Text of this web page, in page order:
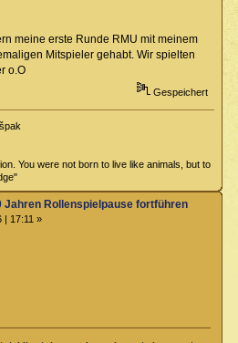
meine erste Runde RMU mit meinem
Mitspieler gehabt. Wir spielten
o.O
Gespeichert
You were not born to live like animals, but to
Jahren Rollenspielpause fortführen
| 17:11 »